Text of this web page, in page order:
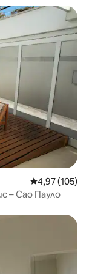
Средна
4,97 (105)
– Сао Пауло